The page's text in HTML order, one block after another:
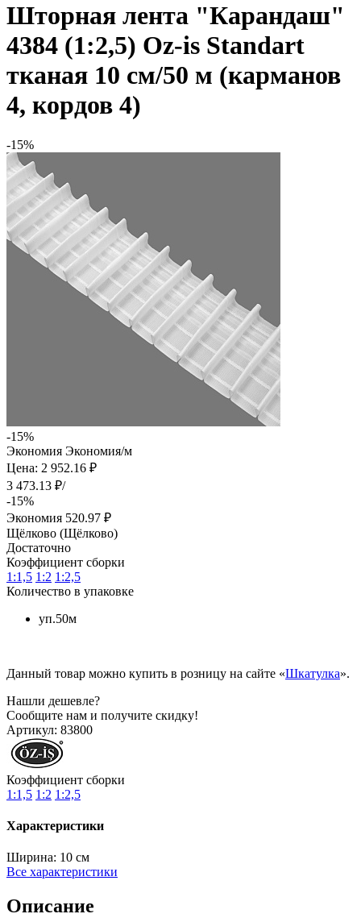
Шторная лента "Карандаш"
4384 (1:2,5) Oz-is Standart
тканая 10 см/50 м (карманов
4, кордов 4)
-15%
-15%
Экономия Экономия/м
Цена: 2 952.16 ₽
3 473.13 ₽/
-15%
Экономия 520.97 ₽
Щёлково (Щёлково)
Достаточно
Коэффициент сборки
1:1,5 1:2 1:2,5
Количество в упаковке
уп.50м
Данный товар можно купить в розницу на сайте «Шкатулка».
Нашли дешевле?
Сообщите нам и получите скидку!
Артикул: 83800
Коэффициент сборки
1:1,5 1:2 1:2,5
Характеристики
Ширина: 10 см
Все характеристики
Описание